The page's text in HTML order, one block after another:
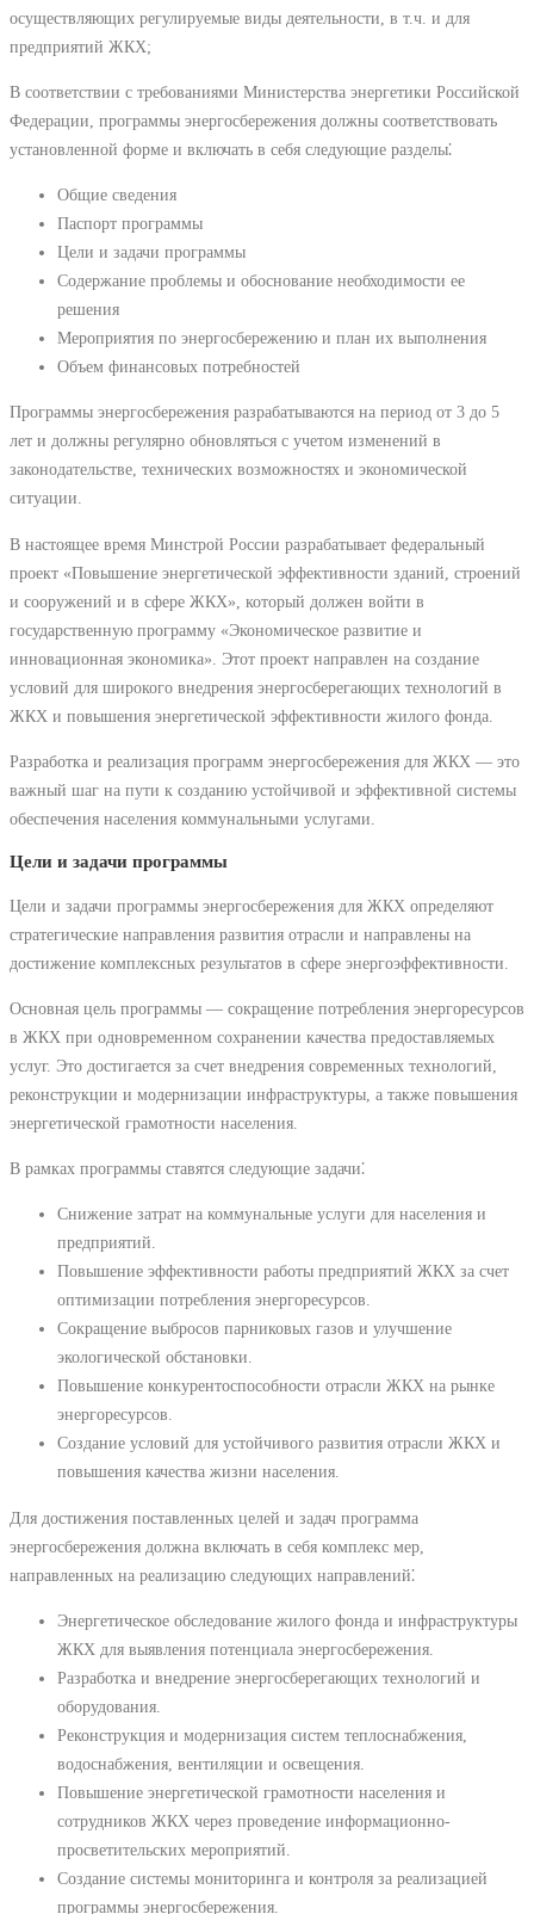
осуществляющих регулируемые виды деятельности, в т.ч. и для
предприятий ЖКХ;
В соответствии с требованиями Министерства энергетики Российской
Федерации, программы энергосбережения должны соответствовать
установленной форме и включать в себя следующие разделы⁚
Общие сведения
Паспорт программы
Цели и задачи программы
Содержание проблемы и обоснование необходимости ее
решения
Мероприятия по энергосбережению и план их выполнения
Объем финансовых потребностей
Программы энергосбережения разрабатываются на период от 3 до 5
лет и должны регулярно обновляться с учетом изменений в
законодательстве, технических возможностях и экономической
ситуации.
В настоящее время Минстрой России разрабатывает федеральный
проект «Повышение энергетической эффективности зданий, строений
и сооружений и в сфере ЖКХ», который должен войти в
государственную программу «Экономическое развитие и
инновационная экономика». Этот проект направлен на создание
условий для широкого внедрения энергосберегающих технологий в
ЖКХ и повышения энергетической эффективности жилого фонда.
Разработка и реализация программ энергосбережения для ЖКХ ― это
важный шаг на пути к созданию устойчивой и эффективной системы
обеспечения населения коммунальными услугами.
Цели и задачи программы
Цели и задачи программы энергосбережения для ЖКХ определяют
стратегические направления развития отрасли и направлены на
достижение комплексных результатов в сфере энергоэффективности.
Основная цель программы — сокращение потребления энергоресурсов
в ЖКХ при одновременном сохранении качества предоставляемых
услуг. Это достигается за счет внедрения современных технологий,
реконструкции и модернизации инфраструктуры, а также повышения
энергетической грамотности населения.
В рамках программы ставятся следующие задачи⁚
Снижение затрат на коммунальные услуги для населения и
предприятий.
Повышение эффективности работы предприятий ЖКХ за счет
оптимизации потребления энергоресурсов.
Сокращение выбросов парниковых газов и улучшение
экологической обстановки.
Повышение конкурентоспособности отрасли ЖКХ на рынке
энергоресурсов.
Создание условий для устойчивого развития отрасли ЖКХ и
повышения качества жизни населения.
Для достижения поставленных целей и задач программа
энергосбережения должна включать в себя комплекс мер,
направленных на реализацию следующих направлений⁚
Энергетическое обследование жилого фонда и инфраструктуры
ЖКХ для выявления потенциала энергосбережения.
Разработка и внедрение энергосберегающих технологий и
оборудования.
Реконструкция и модернизация систем теплоснабжения,
водоснабжения, вентиляции и освещения.
Повышение энергетической грамотности населения и
сотрудников ЖКХ через проведение информационно-
просветительских мероприятий.
Создание системы мониторинга и контроля за реализацией
программы энергосбережения.